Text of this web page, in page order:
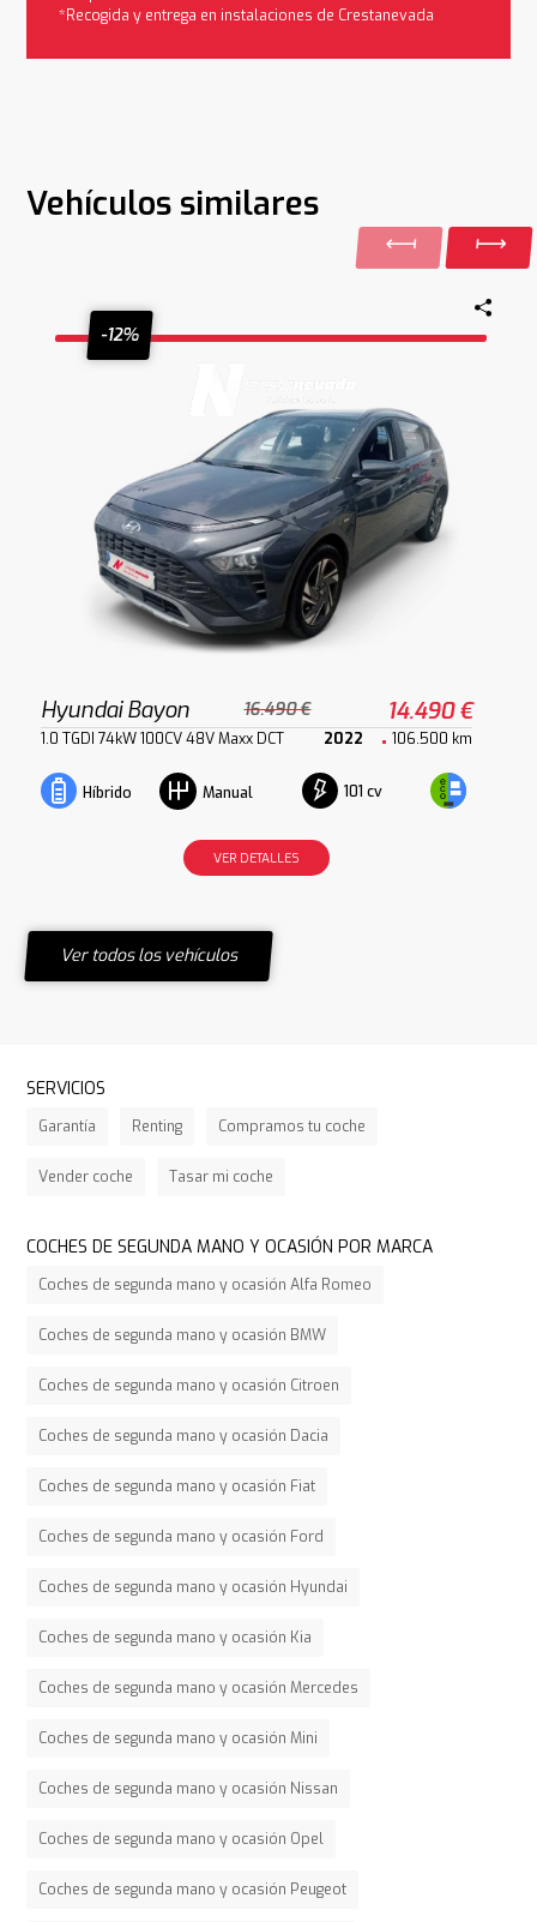
*Recogida y entrega en instalaciones de Crestanevada
Vehículos similares
-12%
Hyundai Bayon 16.490 € 14.490 €
1.0 TGDI 74kW 100CV 48V Maxx DCT 2022 106.500 km
Híbrido Manual 101 cv
VER DETALLES
Ver todos los vehículos
SERVICIOS
Garantía Renting Compramos tu coche
Vender coche Tasar mi coche
COCHES DE SEGUNDA MANO Y OCASIÓN POR MARCA
Coches de segunda mano y ocasión Alfa Romeo
Coches de segunda mano y ocasión BMW
Coches de segunda mano y ocasión Citroen
Coches de segunda mano y ocasión Dacia
Coches de segunda mano y ocasión Fiat
Coches de segunda mano y ocasión Ford
Coches de segunda mano y ocasión Hyundai
Coches de segunda mano y ocasión Kia
Coches de segunda mano y ocasión Mercedes
Coches de segunda mano y ocasión Mini
Coches de segunda mano y ocasión Nissan
Coches de segunda mano y ocasión Opel
Coches de segunda mano y ocasión Peugeot